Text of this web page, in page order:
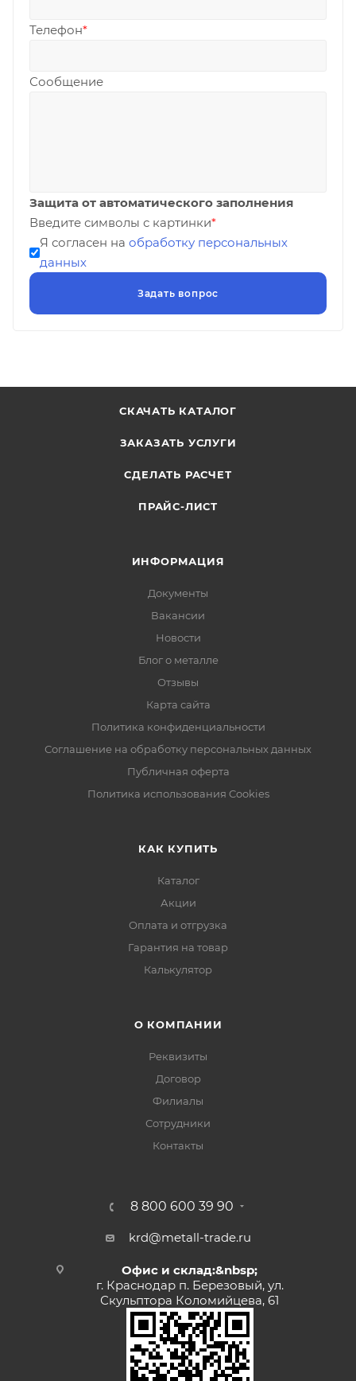
Телефон*
Сообщение
Защита от автоматического заполнения
Введите символы с картинки*
Я согласен на обработку персональных
данных
СКАЧАТЬ КАТАЛОГ
ЗАКАЗАТЬ УСЛУГИ
СДЕЛАТЬ РАСЧЕТ
ПРАЙС-ЛИСТ
ИНФОРМАЦИЯ
Документы
Вакансии
Новости
Блог о металле
Отзывы
Карта сайта
Политика конфиденциальности
Соглашение на обработку персональных данных
Публичная оферта
Политика использования Cookies
КАК КУПИТЬ
Каталог
Акции
Оплата и отгрузка
Гарантия на товар
Калькулятор
О КОМПАНИИ
Реквизиты
Договор
Филиалы
Сотрудники
Контакты
8 800 600 39 90
krd@metall-trade.ru
Офис и склад:&nbsp;
г. Краснодар п. Березовый, ул.
Скульптора Коломийцева, 61